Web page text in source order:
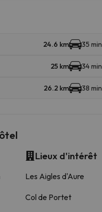
24.6 km 35 min
25 km 34 min
26.2 km 38 min
Lieux d'intérêt
Les Aigles d'Aure
Col de Portet